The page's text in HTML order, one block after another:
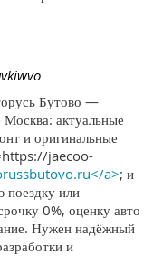
Бутово —
актуальные
и оригинальные
jaecoo-
a>; и
поездку или
0%, оценку авто
Нужен надёжный
и